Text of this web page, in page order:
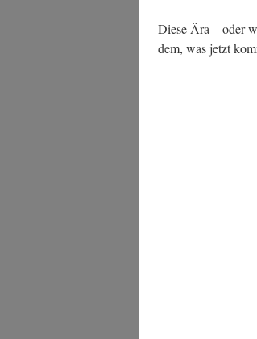
Die­se Ära – oder
dem, was jetzt